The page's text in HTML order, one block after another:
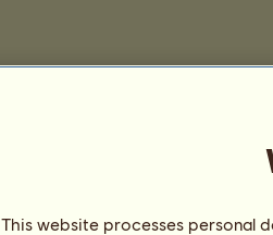
This website processes personal